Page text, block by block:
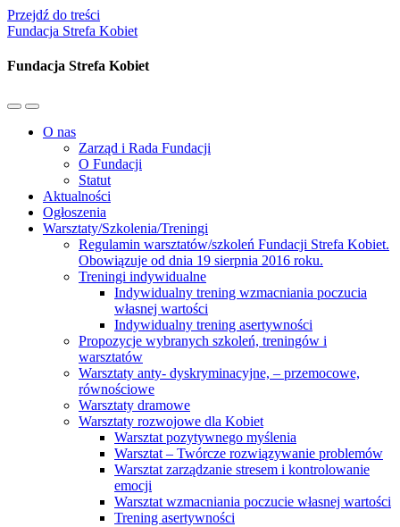
Przejdź do treści
Fundacja Strefa Kobiet
Fundacja Strefa Kobiet
Przełącz
mobilne
Przełącz
pole
wyszukiwania
O nas
Zarząd i Rada Fundacji
O Fundacji
Statut
Aktualności
Ogłoszenia
Warsztaty/Szkolenia/Treningi
Regulamin warsztatów/szkoleń Fundacji Strefa Kobiet.
Obowiązuje od dnia 19 sierpnia 2016 roku.
Treningi indywidualne
Indywidualny trening wzmacniania poczucia
własnej wartości
Indywidualny trening asertywności
Propozycje wybranych szkoleń, treningów i
warsztatów
Warsztaty anty- dyskryminacyjne, – przemocowe,
równościowe
Warsztaty dramowe
Warsztaty rozwojowe dla Kobiet
Warsztat pozytywnego myślenia
Warsztat – Twórcze rozwiązywanie problemów
Warsztat zarządzanie stresem i kontrolowanie
emocji
Warsztat wzmacniania poczucie własnej wartości
Trening asertywności